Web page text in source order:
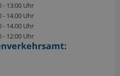
- 13:00 Uhr
- 14.00 Uhr
- 14.00 Uhr
- 12:00 Uhr